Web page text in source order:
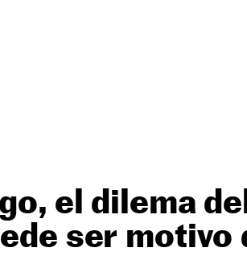
el dilema
ser motivo